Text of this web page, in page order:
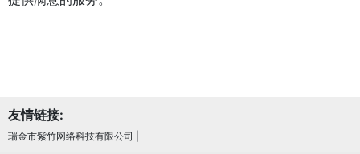
友情链接:
瑞金市紫竹网络科技有限公司